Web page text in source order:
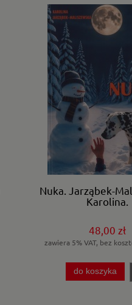
Nuka. Jarząbek-
Karolina.
48,00 zł
zawiera 5% VAT, bez
do koszyka